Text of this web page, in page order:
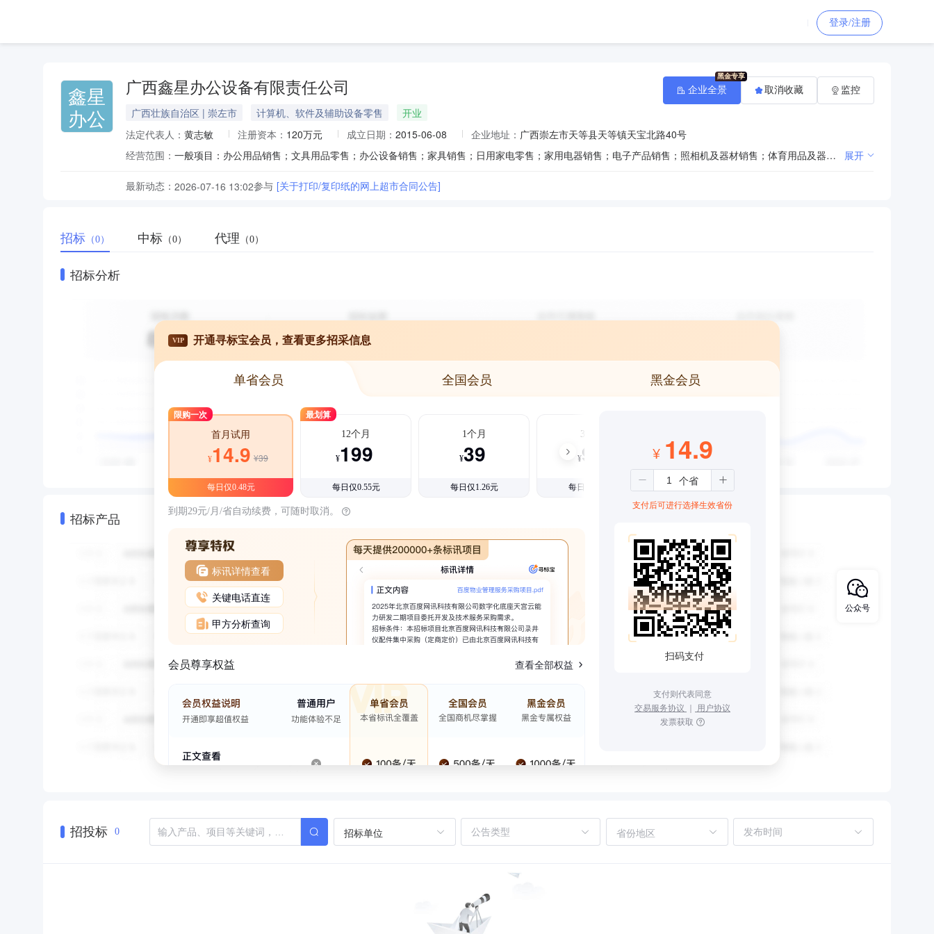
登录/注册
鑫星
办公
广西鑫星办公设备有限责任公司
广西壮族自治区 | 崇左市 计算机、软件及辅助设备零售
开业
法定代表人： 黄志敏 注册资本： 120万元 成立日期： 2015-06-08 企业地址： 广西崇左市天等县天等镇天宝北路40号
经营范围：
一般项目：办公用品销售；文具用品零售；办公设备销售；家具销售；日用家电零售；家用电器销售；电子产品销售；照相机及器材销售；体育用品及器材批发；劳动保护用品销售；教学用模型及教具销售；灯具销售；五金产品零售；食品销售（仅销售预包装食品）；农副产品销售；日用百货销售；建筑装饰材料销售；数字视频监控系统销售；住宅水电安装维护服务；针纺织品销售；家居用品销售；服装服饰零售；鞋帽零售（除依法须经批准的项目外，凭营业执照依法自主开展经营活动）许可项目：出版物零售；住宅室内装饰装修；烟草制品零售（依法须经批准的项目，经相关部门批准后方可开展经营活动，具体经营项目以相关部门批准文件或许可证件为准） 展开
最新动态： 2026-07-16 13:02参与 [关于打印/复印纸的网上超市合同公告]
企业全景 取消收藏 监控
招标 （0） 中标 （0） 代理 （0）
招标分析
招标产品
VIP 开通寻标宝会员，查看更多招采信息
单省会员 全国会员 黑金会员
限购一次
首月试用
¥14.9 ¥39
每日仅0.48元
最划算
12个月
¥199
每日仅0.55元
1个月
¥39
每日仅1.26元
3个月
¥99
每日仅1.08元
到期29元/月/省自动续费，可随时取消。
标讯详情查看
关键电话直连
甲方分析查询
会员尊享权益 查看全部权益
¥ 14.9
支付后可进行选择生效省份
扫码支付
支付则代表同意
交易服务协议 ｜ 用户协议
发票获取
招投标 0 招标单位 省份地区
公众号